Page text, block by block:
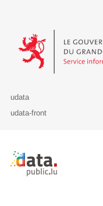
Le Gouvernement du
udata
udata-front
Retour à l'accueil